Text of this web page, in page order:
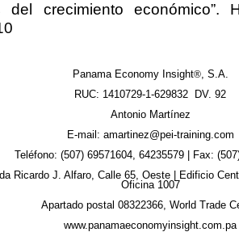
del crecimiento económico”.
Panama Economy Insight®, S.A.
RUC: 1410729-1-629832 DV. 92
Antonio Martínez
E-mail: amartinez@pei-training.com
Teléfono: (507) 69571604, 64235579 | Fax:
Ricardo J. Alfaro, Calle 65, Oeste | Edificio
Oficina 1007
Apartado postal 08322366, World Trade
www.panamaeconomyinsight.com.pa